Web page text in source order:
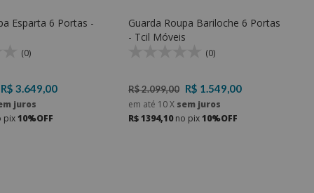
Esparta 6 Portas -
(0)
R$ 3.649,00
juros
pix10%OFF
Guarda Roupa Bariloche 6 Portas
- Tcil Móveis
(0)
R$ 2.099,00 R$ 1.549,00
em até 10X sem juros
R$ 1394,10no pix10%OFF